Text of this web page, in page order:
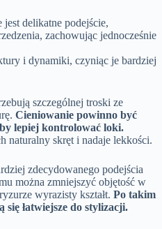
delikatne podejście,
zachowując jednocześnie
i dynamiki, czyniąc je bardziej
szczególnej troski ze
Cieniowanie powinno być
lepiej kontrolować loki.
naturalny skręt i nadaje lekkości.
zdecydowanego podejścia
można zmniejszyć objętość w
wyrazisty kształt. Po takim
łatwiejsze do stylizacji.